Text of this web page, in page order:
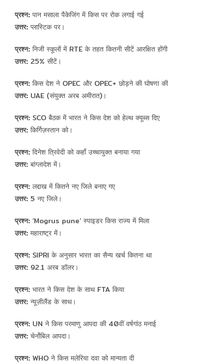
प्रश्न:पान मसाला पैकेजिंग में किस पर रोक लगाई गई
उत्तर:प्लास्टिक पर।
प्रश्न:निजी स्कूलों में RTE के तहत कितनी सीटें आरक्षित होंगी
उत्तर:25% सीटें।
प्रश्न:किस देश ने OPEC और OPEC+ छोड़ने की घोषणा की
उत्तर:UAE (संयुक्त अरब अमीरात)।
प्रश्न:SCO बैठक में भारत ने किस देश को हेल्थ क्यूब्स दिए
उत्तर:किर्गिज़स्तान को।
प्रश्न:दिनेश त्रिवेदी को कहाँ उच्चायुक्त बनाया गया
उत्तर:बांग्लादेश में।
प्रश्न:लद्दाख में कितने नए जिले बनाए गए
उत्तर:5 नए जिले।
प्रश्न:‘Mogrus pune’ स्पाइडर किस राज्य में मिला
उत्तर:महाराष्ट्र में।
प्रश्न:SIPRI के अनुसार भारत का सैन्य खर्च कितना था
उत्तर:92.1 अरब डॉलर।
प्रश्न:भारत ने किस देश के साथ FTA किया
उत्तर:न्यूज़ीलैंड के साथ।
प्रश्न:UN ने किस परमाणु आपदा की 40वीं वर्षगांठ मनाई
उत्तर:चेर्नोबिल आपदा।
प्रश्न:WHO ने किस मलेरिया दवा को मान्यता दी